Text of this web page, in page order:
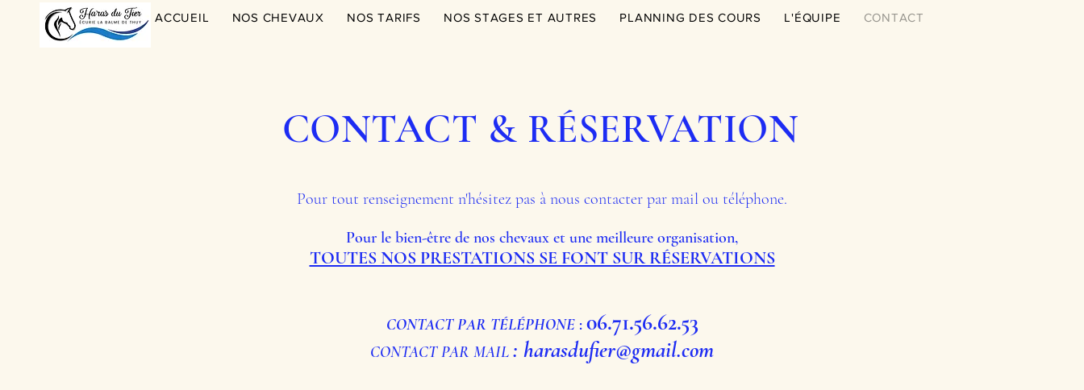
ACCUEIL NOS CHEVAUX NOS TARIFS NOS STAGES ET AUTRES PLANNING DES COURS L'ÉQUIPE CONTACT
CONTACT & RÉSERVATION
Pour tout renseignement n'hésitez pas à nous contacter par mail ou téléphone.
Pour le bien-être de nos chevaux et une meilleure organisation,
TOUTES NOS PRESTATIONS SE FONT SUR RÉSERVATIONS
CONTACT PAR TÉLÉPHONE : 06.71.56.62.53
CONTACT PAR MAIL : harasdufier@gmail.com